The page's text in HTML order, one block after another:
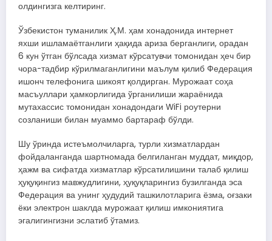
олдингизга келтиринг.
Ўзбекистон туманилик Ҳ.М. ҳам хонадонида интернет
яхши ишламаётганлиги ҳақида ариза берганлиги, орадан
6 кун ўтган бўлсада хизмат кўрсатувчи томонидан ҳеч бир
чора-тадбир кўрилмаганлигини маълум қилиб Федерация
ишонч телефонига шикоят қолдирган. Мурожаат соҳа
масъуллари ҳамкорлигида ўрганилиши жараёнида
мутахассис томонидан хонадондаги WiFi роутерни
созланиши билан муаммо бартараф бўлди.
Шу ўринда истеъмолчиларга, турли хизматлардан
фойдаланганда шартномада белгиланган муддат, миқдор,
ҳажм ва сифатда хизматлар кўрсатилишини талаб қилиш
ҳуқуқингиз мавжудлигини, ҳуқуқларингиз бузилганда эса
Федерация ва унинг ҳудудий ташкилотларига ёзма, оғзаки
ёки электрон шаклда мурожаат қилиш имкониятига
эгалигингизни эслатиб ўтамиз.